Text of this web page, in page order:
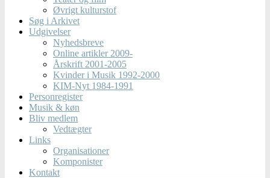
Øvrigt kulturstof
Søg i Arkivet
Udgivelser
Nyhedsbreve
Online artikler 2009-
Årskrift 2001-2005
Kvinder i Musik 1992-2000
KIM-Nyt 1984-1991
Personregister
Musik & køn
Bliv medlem
Vedtægter
Links
Organisationer
Komponister
Kontakt